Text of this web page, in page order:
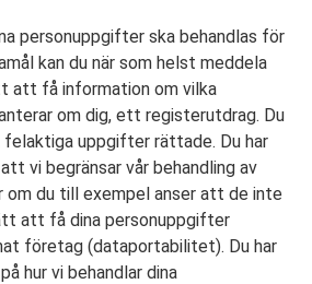
personuppgifter ska behandlas för
kan du när som helst meddela
att få information om vilka
om dig, ett registerutdrag. Du
uppgifter rättade. Du har
vi begränsar vår behandling av
om du till exempel anser att de inte
att få dina personuppgifter
företag (dataportabilitet). Du har
hur vi behandlar dina